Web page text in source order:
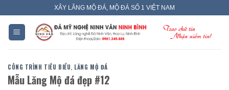
content
XÂY LĂNG MỘ ĐÁ, MỘ ĐÁ SỐ 1 VIỆT NAM
CÔNG TRÌNH TIÊU BIỂU, LĂNG MỘ ĐÁ
Mẫu Lăng Mộ đá đẹp #12